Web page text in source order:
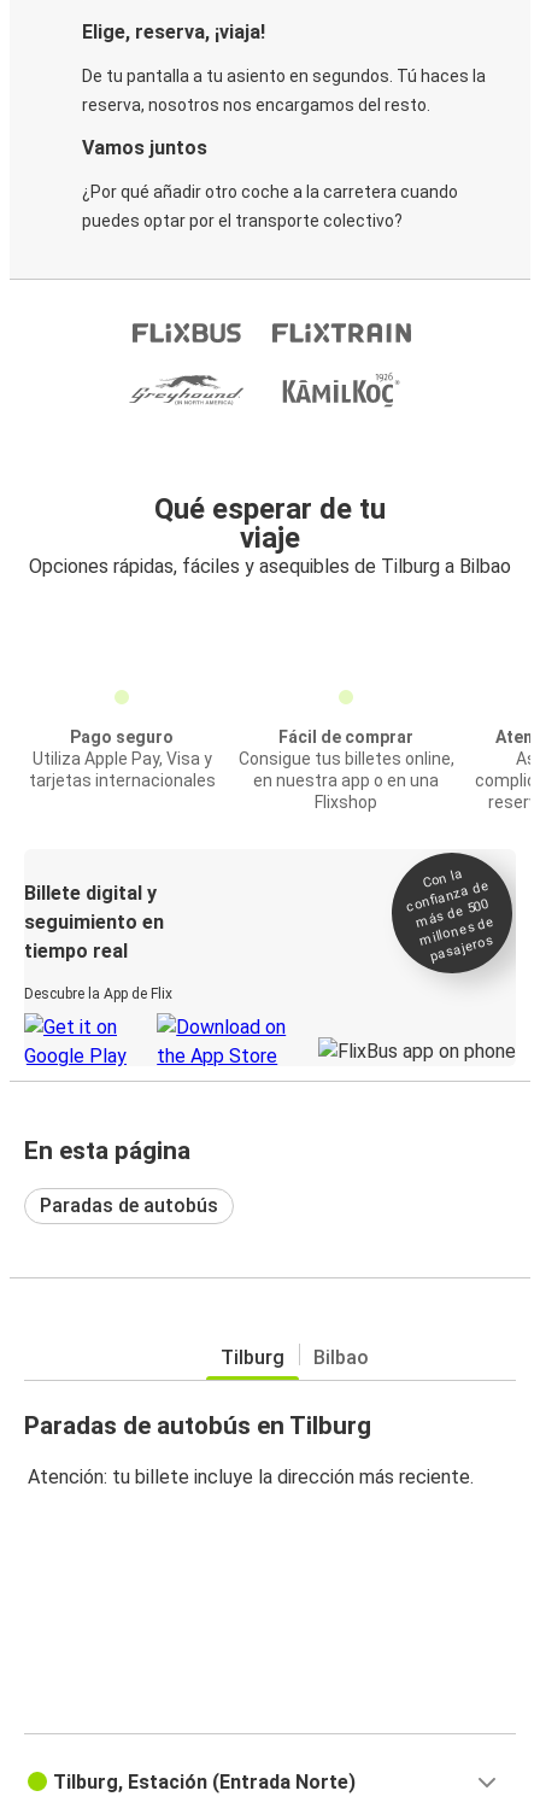
Elige, reserva, ¡viaja!
De tu pantalla a tu asiento en segundos. Tú haces la
reserva, nosotros nos encargamos del resto.
Vamos juntos
¿Por qué añadir otro coche a la carretera cuando
puedes optar por el transporte colectivo?
Qué esperar de tu
viaje
Opciones rápidas, fáciles y asequibles de Tilburg a Bilbao
Pago seguro
Utiliza Apple Pay, Visa y
tarjetas internacionales
Fácil de comprar
Consigue tus billetes online,
en nuestra app o en una
Flixshop
Billete digital y
seguimiento en
tiempo real
Descubre la App de Flix
Con la
confianza de
más de 500
millones de
pasajeros
En esta página
Paradas de autobús
Tilburg Bilbao
Paradas de autobús en Tilburg
Atención: tu billete incluye la dirección más reciente.
Tilburg, Estación (Entrada Norte)